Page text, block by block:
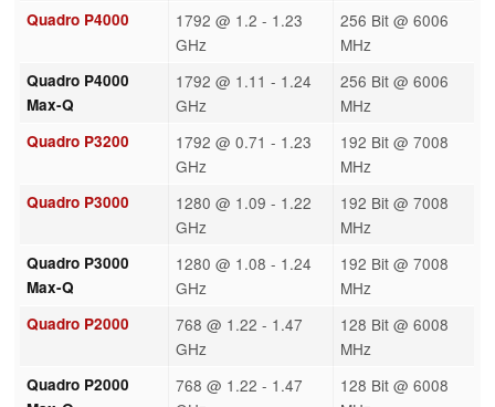
Quadro P4000
1792 @ 1.2 - 1.23
GHz
256 Bit @ 6006
MHz
Quadro P4000
Max-Q
1792 @ 1.11 - 1.24
GHz
256 Bit @ 6006
MHz
Quadro P3200
1792 @ 0.71 - 1.23
GHz
192 Bit @ 7008
MHz
Quadro P3000
1280 @ 1.09 - 1.22
GHz
192 Bit @ 7008
MHz
Quadro P3000
Max-Q
1280 @ 1.08 - 1.24
GHz
192 Bit @ 7008
MHz
Quadro P2000
768 @ 1.22 - 1.47
GHz
128 Bit @ 6008
MHz
Quadro P2000
768 @ 1.22 - 1.47
128 Bit @ 6008